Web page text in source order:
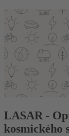
LASAR -
kosmického